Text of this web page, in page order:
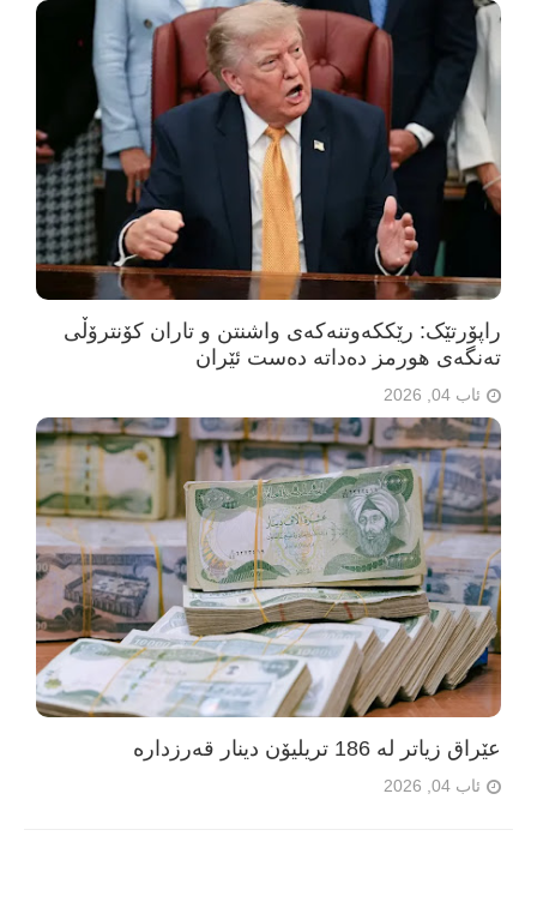
راپۆرتێک: رێککەوتنەکەی واشنتن و تاران کۆنترۆڵی
تەنگەی هورمز دەداتە دەست ئێران
ئاب 04, 2026
عێراق زیاتر لە 186 تریلیۆن دینار قەرزدارە
ئاب 04, 2026